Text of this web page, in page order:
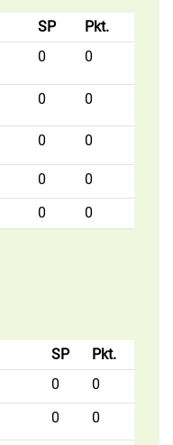
SP
Pkt.
0 0
0 0
0 0
0
0
0 0
SP
Pkt.
0
0
0 0